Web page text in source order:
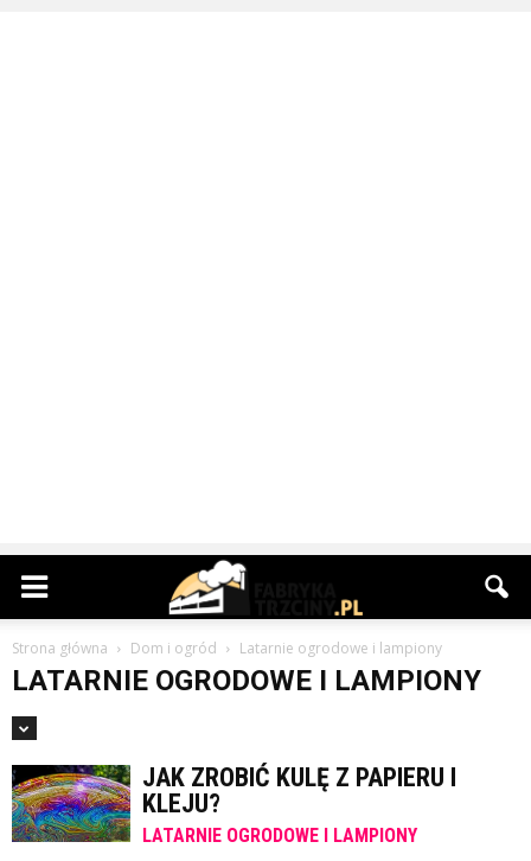
Strona główna Dom i ogród Latarnie ogrodowe i lampiony
LATARNIE OGRODOWE I LAMPIONY
JAK ZROBIĆ KULĘ Z PAPIERU I
KLEJU?
LATARNIE OGRODOWE I LAMPIONY